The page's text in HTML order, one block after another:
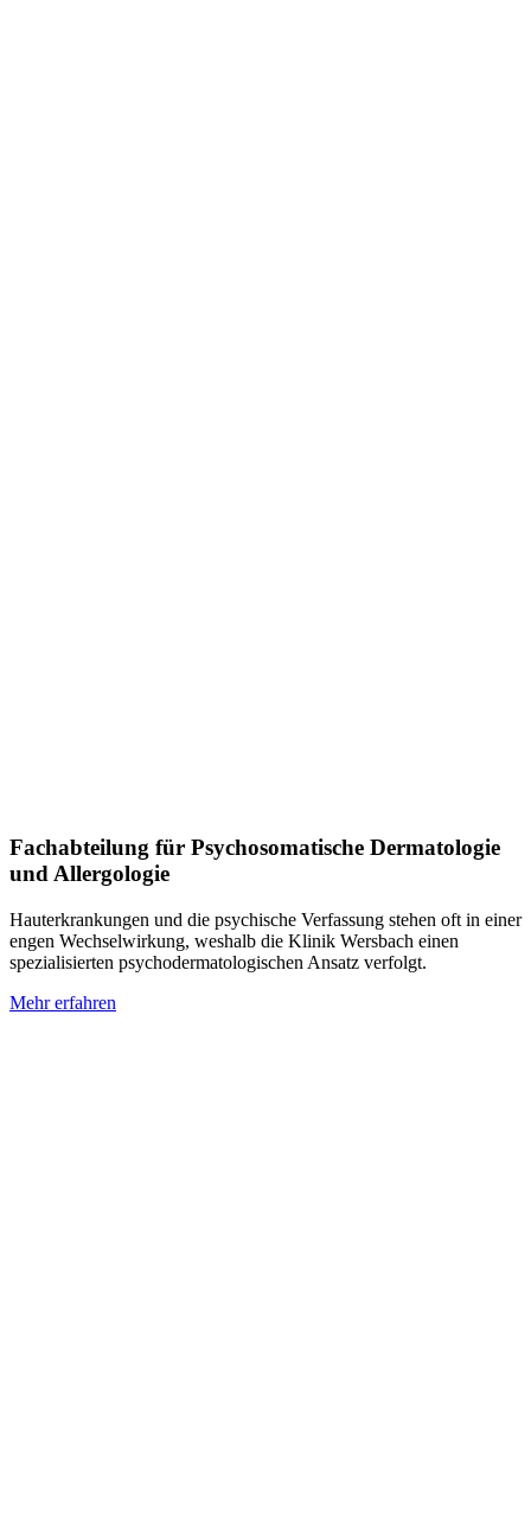
Fachabteilung für Psychosomatische Dermatologie
und Allergologie
Hauterkrankungen und die psychische Verfassung stehen oft in einer
engen Wechselwirkung, weshalb die Klinik Wersbach einen
spezialisierten psychodermatologischen Ansatz verfolgt.
Mehr erfahren